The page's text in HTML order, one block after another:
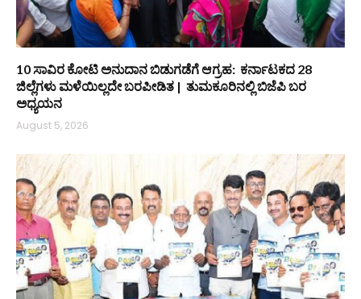
10 ಸಾವಿರ ಕೋಟಿ ಅನುದಾನ ಬಿಡುಗಡೆಗೆ ಆಗ್ರಹ: ಕರ್ನಾಟಕದ 28
ಜಿಲ್ಲೆಗಳು ಮಳೆಯಿಲ್ಲದೇ ಬರಪೀಡಿತ | ತುಮಕೂರಿನಲ್ಲಿ ಬಿಜೆಪಿ ಬರ
ಅಧ್ಯಯನ
August 5, 2026